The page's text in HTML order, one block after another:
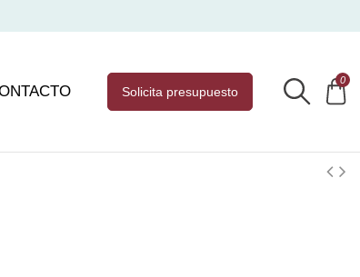
solicita presupuesto
0